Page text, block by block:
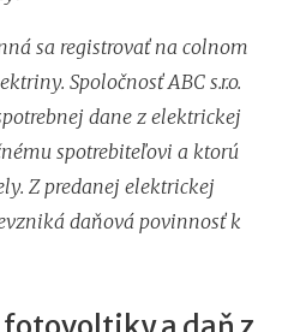
sa registrovať na colnom
Spoločnosť ABC s.r.o.
dane z elektrickej
spotrebiteľovi a ktorú
Z predanej elektrickej
daňová povinnosť k